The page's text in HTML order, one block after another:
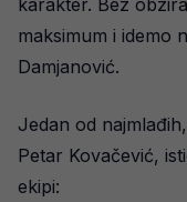
karakter. Bez
maksimum i idemo
Damjanović.
Jedan od
Petar Kovačević,
ekipi: